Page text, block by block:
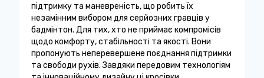
підтримку та маневреність, що робить їх
незамінним вибором для серйозних гравців у
бадмінтон. Для тих, хто не приймає компромісів
щодо комфорту, стабільності та якості. Вони
пропонують неперевершене поєднання підтримки
та свободи рухів. Завдяки передовим технологіям